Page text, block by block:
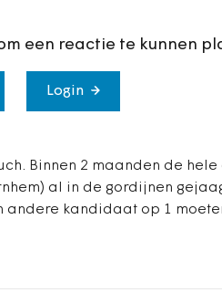
een reactie te kunnen
Login
Binnen 2 maanden de
al in de gordijnen
andere kandidaat op 1